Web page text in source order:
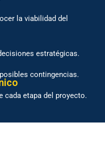
la viabilidad del
estratégicas.
contingencias.
cada etapa del proyecto.